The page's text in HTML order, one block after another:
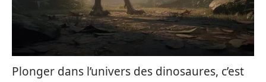
Plonger dans l’univers des dinosaures, c’est